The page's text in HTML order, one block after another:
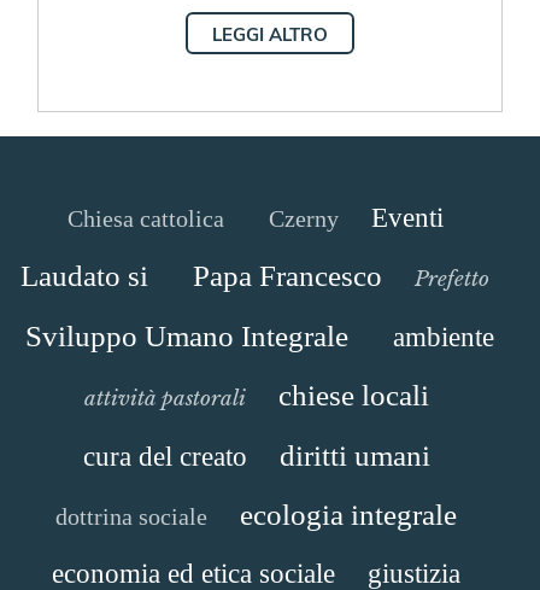
LEGGI ALTRO
Chiesa cattolica Czerny Eventi
Laudato si Papa Francesco Prefetto
Sviluppo Umano Integrale ambiente
attività pastorali chiese locali
cura del creato diritti umani
dottrina sociale ecologia integrale
economia ed etica sociale giustizia